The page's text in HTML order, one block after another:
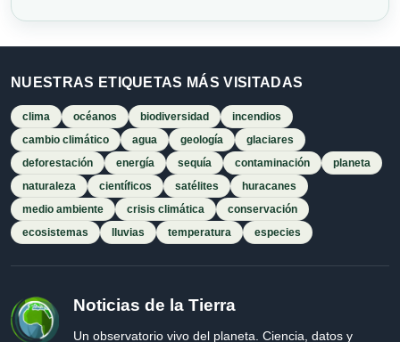
NUESTRAS ETIQUETAS MÁS VISITADAS
clima océanos biodiversidad
incendios
cambio climático
agua geología
glaciares
deforestación
energía sequía contaminación
planeta
naturaleza
científicos satélites
huracanes
medio ambiente
crisis climática
conservación
ecosistemas
lluvias temperatura especies
Noticias de la Tierra
Un observatorio vivo del planeta. Ciencia, datos y